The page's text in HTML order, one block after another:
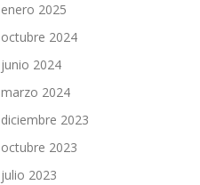
enero 2025
octubre 2024
junio 2024
marzo 2024
diciembre 2023
octubre 2023
julio 2023